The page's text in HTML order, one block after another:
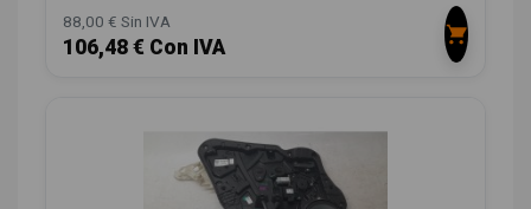
88,00 € Sin IVA
106,48 € Con IVA